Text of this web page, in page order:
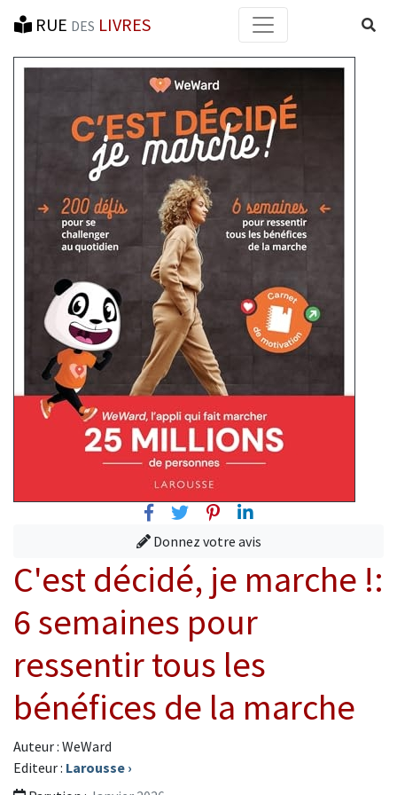
RUE DES LIVRES
FacebookTwitterPinterest
Linkedin
Donnez votre avis
C'est décidé, je marche !:
6 semaines pour
ressentir tous les
bénéfices de la marche
Auteur : WeWard
Editeur : Larousse ›